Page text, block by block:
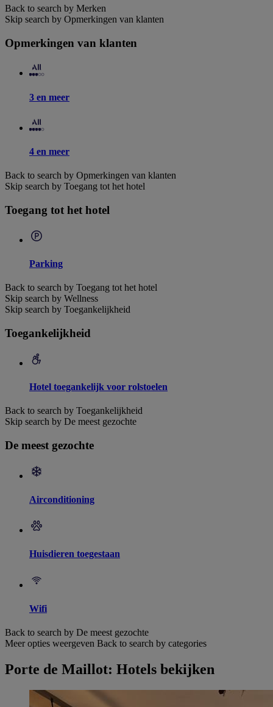
Back to search by Merken
Skip search by Opmerkingen van klanten
Opmerkingen van klanten
3 en meer
4 en meer
Back to search by Opmerkingen van klanten
Skip search by Toegang tot het hotel
Toegang tot het hotel
Parking
Back to search by Toegang tot het hotel
Skip search by Wellness
Skip search by Toegankelijkheid
Toegankelijkheid
Hotel toegankelijk voor rolstoelen
Back to search by Toegankelijkheid
Skip search by De meest gezochte
De meest gezochte
Airconditioning
Huisdieren toegestaan
Wifi
Back to search by De meest gezochte
Meer opties weergeven Back to search by categories
Porte de Maillot: Hotels bekijken